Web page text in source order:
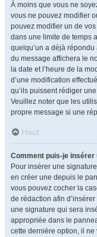
À moins que vous ne
vous ne pouvez modifier
pouvez modifier un de
dans une limite de temps
quelqu’un a déjà
du message affichera le
la date et l’heure de la
d’une modification
qu’ils puissent rédiger
Veuillez noter que les
propre message si une
Haut
Comment puis-je insérer
Pour insérer une
en créer une depuis le
vous pouvez cocher la
de rédaction afin
une signature qui sera
appropriée dans le
cette dernière option, il